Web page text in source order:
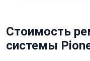
Стоимость
системы